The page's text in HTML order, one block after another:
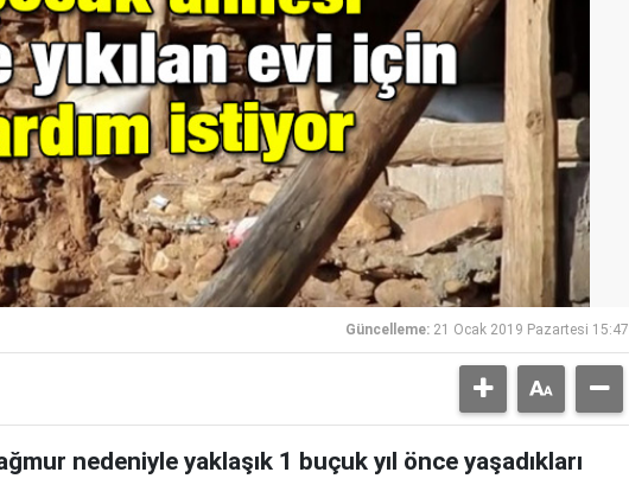
Güncelleme: 21 Ocak 2019 Pazartesi 15:47
nedeniyle yaklaşık 1 buçuk yıl önce yaşadıkları